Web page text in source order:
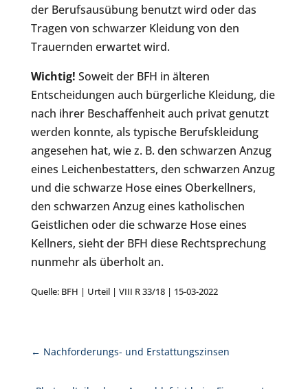
der Berufsausübung benutzt wird oder das
Tragen von schwarzer Kleidung von den
Trauernden erwartet wird.
Wichtig! Soweit der BFH in älteren
Entscheidungen auch bürgerliche Kleidung, die
nach ihrer Beschaffenheit auch privat genutzt
werden konnte, als typische Berufskleidung
angesehen hat, wie z. B. den schwarzen Anzug
eines Leichenbestatters, den schwarzen Anzug
und die schwarze Hose eines Oberkellners,
den schwarzen Anzug eines katholischen
Geistlichen oder die schwarze Hose eines
Kellners, sieht der BFH diese Rechtsprechung
nunmehr als überholt an.
Quelle: BFH | Urteil | VIII R 33/18 | 15-03-2022
← Nachforderungs- und Erstattungszinsen